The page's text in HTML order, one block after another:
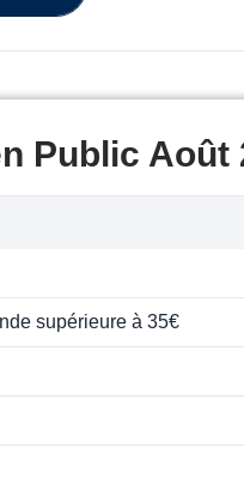
Public Août
supérieure à 35€